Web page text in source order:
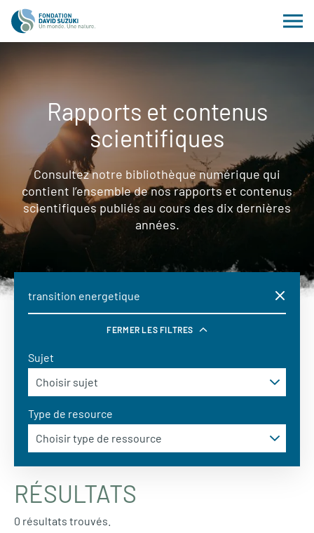
Rapports et contenus
scientifiques
Consultez notre bibliothèque numérique qui
contient l’ensemble de nos rapports et contenus
scientifiques publiés au cours des dix dernières
années.
FERMER LES FILTRES
Sujet
Type de resource
RÉSULTATS
0 résultats trouvés.